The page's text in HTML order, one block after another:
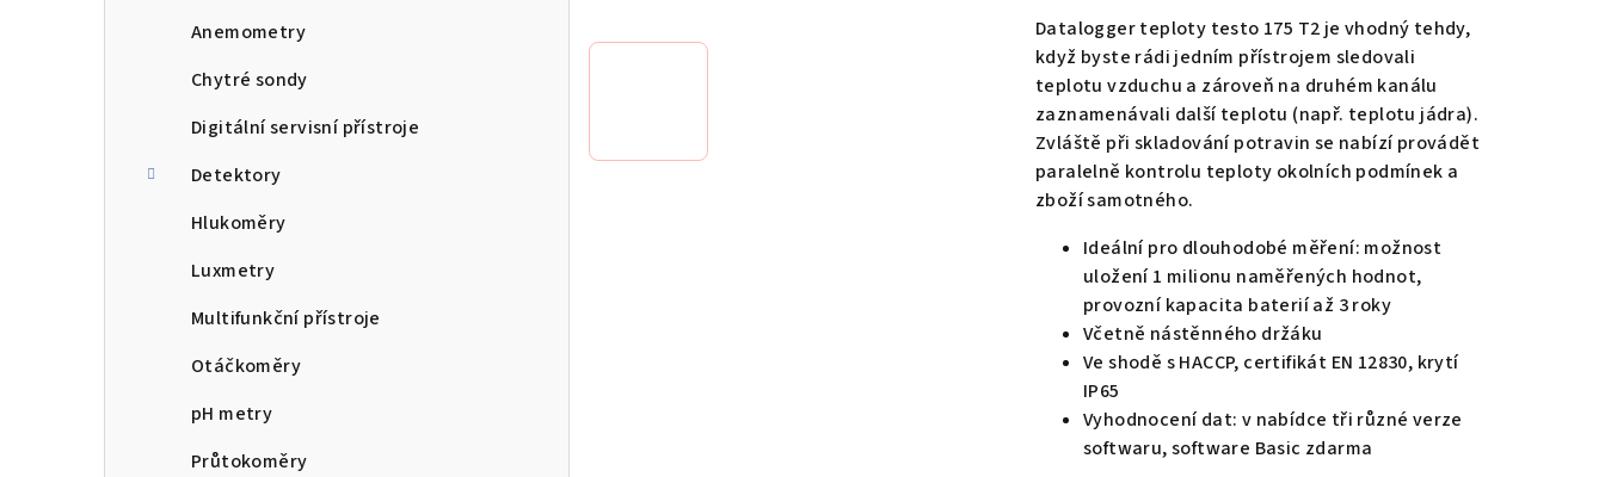
Anemometry
Chytré sondy
Digitální servisní přístroje
Detektory
Hlukoměry
Luxmetry
Multifunkční přístroje
Otáčkoměry
pH metry
Průtokoměry
produktu
je
0,0
5
hvězdiček.
Datalogger teploty testo 175 T2 je vhodný tehdy,
když byste rádi jedním přístrojem sledovali
teplotu vzduchu a zároveň na druhém kanálu
zaznamenávali další teplotu (např. teplotu jádra).
Zvláště při skladování potravin se nabízí provádět
paralelně kontrolu teploty okolních podmínek a
zboží samotného.
Ideální pro dlouhodobé měření: možnost
uložení 1 milionu naměřených hodnot,
provozní kapacita baterií až 3 roky
Včetně nástěnného držáku
Ve shodě s HACCP, certifikát EN 12830, krytí
IP65
Vyhodnocení dat: v nabídce tři různé verze
softwaru, software Basic zdarma